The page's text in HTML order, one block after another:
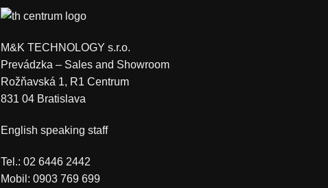
M&K TECHNOLOGY s.r.o.
Prevádzka – Sales and Showroom
Rožňavská 1, R1 Centrum
831 04 Bratislava
English speaking staff
Tel.: 02 6446 2442
Mobil: 0903 769 699